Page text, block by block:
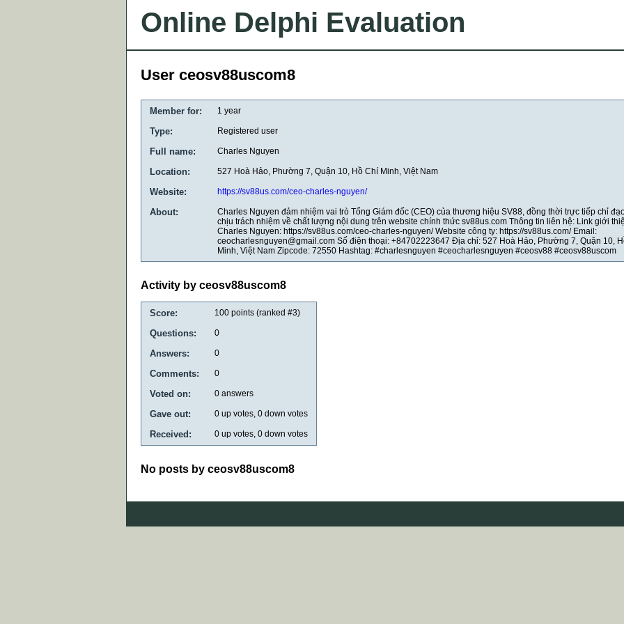
Online Delphi Evaluation
User ceosv88uscom8
Member for: 1 year
Type: Registered user
Full name: Charles Nguyen
Location: 527 Hoà Hảo, Phường 7, Quận 10, Hồ Chí Minh, Việt Nam
Website: https://sv88us.com/ceo-charles-nguyen/
About:
Charles Nguyen đảm nhiệm vai trò Tổng Giám đốc (CEO) của thương hiệu SV88, đồng thời trực tiếp chỉ
chịu trách nhiệm về chất lượng nội dung trên website chính thức sv88us.com Thông tin liên hệ: Link giới
Charles Nguyen: https://sv88us.com/ceo-charles-nguyen/ Website công ty: https://sv88us.com/ Email:
ceocharlesnguyen@gmail.com Số điện thoại: +84702223647 Địa chỉ: 527 Hoà Hảo, Phường 7, Quận 10,
Minh, Việt Nam Zipcode: 72550 Hashtag: #charlesnguyen #ceocharlesnguyen #ceosv88 #ceosv88uscom
Activity by ceosv88uscom8
Score: 100 points (ranked #3)
Questions: 0
Answers: 0
Comments: 0
Voted on: 0 answers
Gave out: 0 up votes, 0 down votes
Received: 0 up votes, 0 down votes
No posts by ceosv88uscom8